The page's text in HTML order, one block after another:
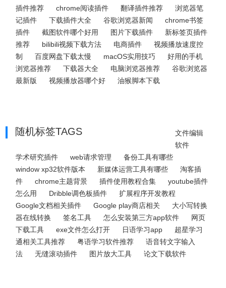
插件推荐
chrome阅读插件 翻译插件推荐
浏览器笔
记插件
下载插件大全 谷歌浏览器新闻
chrome书签
插件
截图软件哪个好用 图片下载插件
新标签页插件
推荐
bilibili视频下载方法 电商插件
视频播放速度控
制
百度网盘下载太慢 macOS实用技巧
好用的手机
浏览器推荐
下载器大全 电脑浏览器推荐
谷歌浏览器
最新版
视频播放器哪个好 油猴脚本下载
随机标签TAGS
文件编辑
软件
学术研究插件
web请求管理
备份工具有哪些
window xp32软件版本
新媒体运营工具有哪些
淘客插
件
chrome主题背景 插件使用教程合集
youtube插件
怎么用
Dribble调色板插件
扩展程序开发教程
Google文档相关插件
Google play商店相关
大小写转换
器在线转换
签名工具 怎么安装第三方app软件
网页
下载工具
exe文件怎么打开 日语学习app
超星学习
通相关工具推荐
粤语学习软件推荐
语音转文字输入
法
无缝滚动插件 图片放大工具 论文下载软件